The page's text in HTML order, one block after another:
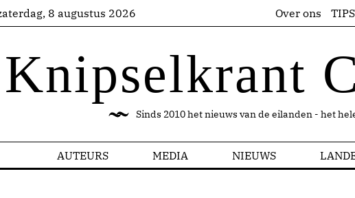
8 augustus 2026 Over ons
Knipselkrant
Sinds 2010 het nieuws van de eilanden - het
AUTEURS MEDIA NIEUWS